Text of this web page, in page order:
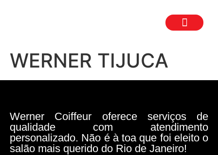
WERNER TIJUCA
Werner Coiffeur oferece serviços de
qualidade com atendimento
personalizado. Não é à toa que foi eleito o
salão mais querido do Rio de Janeiro!